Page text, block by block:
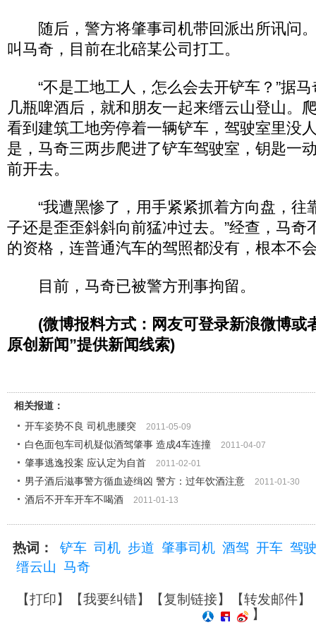
随后，警方将肇事司机带回派出所讯问
叫马奇，目前在北碚某公司打工。
“不是工地工人，怎么会去开铲车？”据马
几瓶啤酒后，就和朋友一起来缙云山登山。
看到建筑工地旁停着一辆铲车，驾驶室里没
是，马奇三两步爬进了铲车驾驶室，钥匙一
前开去。
“我遭黑惨了，用手紧紧抓着方向盘，往
子还是歪歪斜斜向前猛冲过去。”经查，马奇
的资格，连普通汽车的驾照都没有，根本不
目前，马奇已被警方刑事拘留。
(微博报料方式：网友可登录新浪微博或
原创新闻”提供新闻线索)
相关报道：
开车姿势不良 司机患腰突
2011-05-09
白色面包车司机疑似酒驾肇事 造成4车连撞 2011-04-07
肇事逃逸投案 应认定为自首 2011-02-01
男子酒后滋事警方循血迹缉凶 警方：过年饮酒注意 2011-01-30
酒后不开车开车不喝酒 2011-01-13
热词： 铲车 司机 步道 肇事司机 酒驾 开车 驾
缙云山 马奇
【打印】【我要纠错】【复制链接】【转发邮件】
】